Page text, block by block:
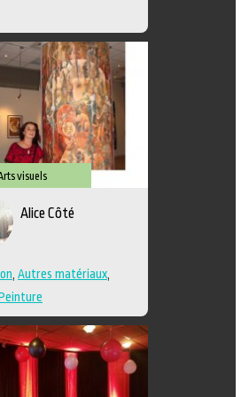
visuels
Alice Côté
Autres matériaux